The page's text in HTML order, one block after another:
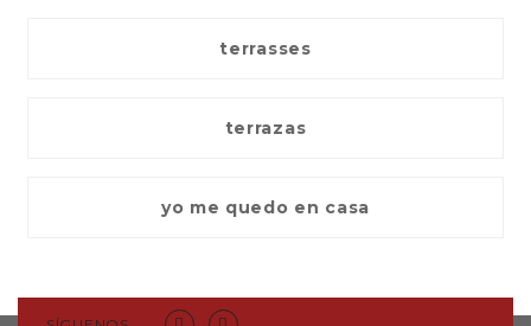
terrasses
terrazas
yo me quedo en casa